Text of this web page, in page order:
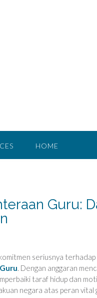
HOME
Guru:
seriusnya
. Dengan anggaran
taraf hidup dan
negara atas peran